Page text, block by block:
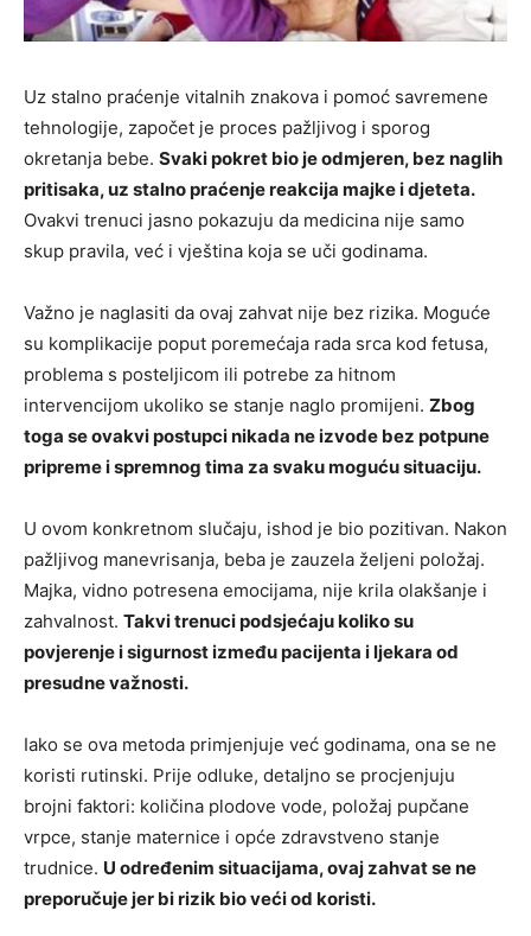
Uz stalno praćenje vitalnih znakova i pomoć savremene
tehnologije, započet je proces pažljivog i sporog
okretanja bebe. Svaki pokret bio je odmjeren, bez naglih
pritisaka, uz stalno praćenje reakcija majke i djeteta.
Ovakvi trenuci jasno pokazuju da medicina nije samo
skup pravila, već i vještina koja se uči godinama.
Važno je naglasiti da ovaj zahvat nije bez rizika. Moguće
su komplikacije poput poremećaja rada srca kod fetusa,
problema s posteljicom ili potrebe za hitnom
intervencijom ukoliko se stanje naglo promijeni. Zbog
toga se ovakvi postupci nikada ne izvode bez potpune
pripreme i spremnog tima za svaku moguću situaciju.
U ovom konkretnom slučaju, ishod je bio pozitivan. Nakon
pažljivog manevrisanja, beba je zauzela željeni položaj.
Majka, vidno potresena emocijama, nije krila olakšanje i
zahvalnost. Takvi trenuci podsjećaju koliko su
povjerenje i sigurnost između pacijenta i ljekara od
presudne važnosti.
Iako se ova metoda primjenjuje već godinama, ona se ne
koristi rutinski. Prije odluke, detaljno se procjenjuju
brojni faktori: količina plodove vode, položaj pupčane
vrpce, stanje maternice i opće zdravstveno stanje
trudnice. U određenim situacijama, ovaj zahvat se ne
preporučuje jer bi rizik bio veći od koristi.